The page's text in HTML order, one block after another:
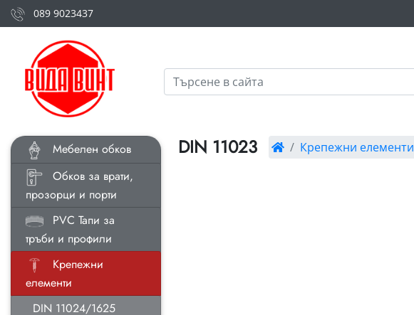
089 9023437
Мебелен обков
Обков за врати,
прозорци и порти
PVC Тапи за
тръби и профили
Крепежни
елементи
DIN 11024/1625
DIN 11023 Крепежни елементи